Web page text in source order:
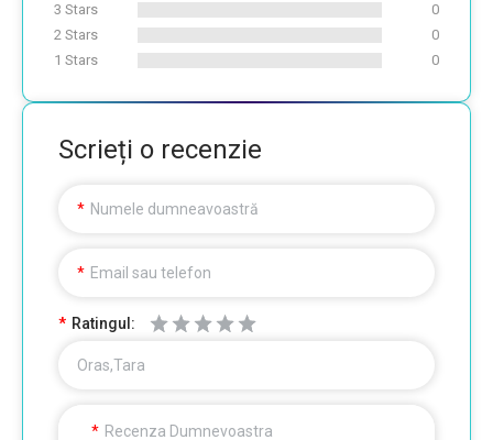
3 Stars
0
2 Stars
0
1 Stars
0
Scrieți o recenzie
Numele dumneavoastră
Email sau telefon
Ratingul:
Oras,Tara
Recenza Dumnevoastra